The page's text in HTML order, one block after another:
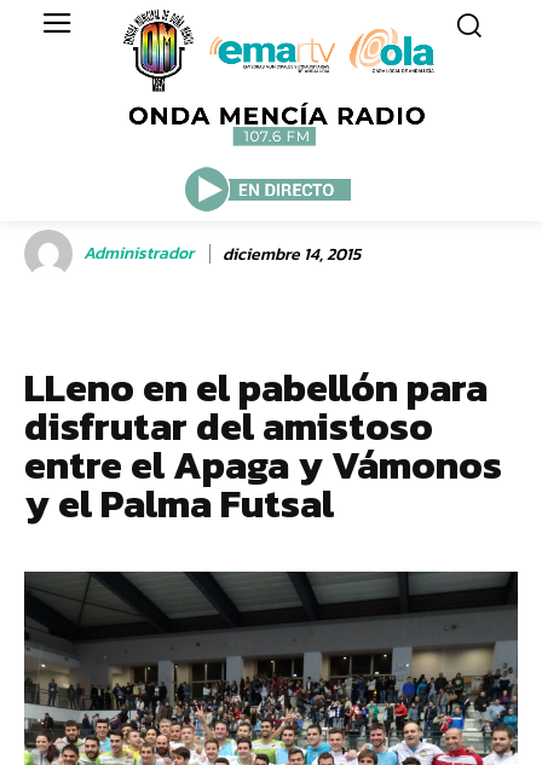
Administrador diciembre 14, 2015
LLeno en el pabellón para
disfrutar del amistoso
entre el Apaga y Vámonos
y el Palma Futsal